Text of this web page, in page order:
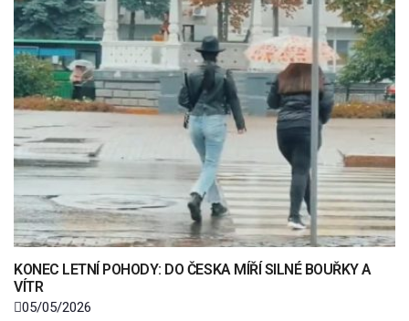
KONEC LETNÍ POHODY: DO ČESKA MÍŘÍ SILNÉ BOUŘKY A
VÍTR
05/05/2026